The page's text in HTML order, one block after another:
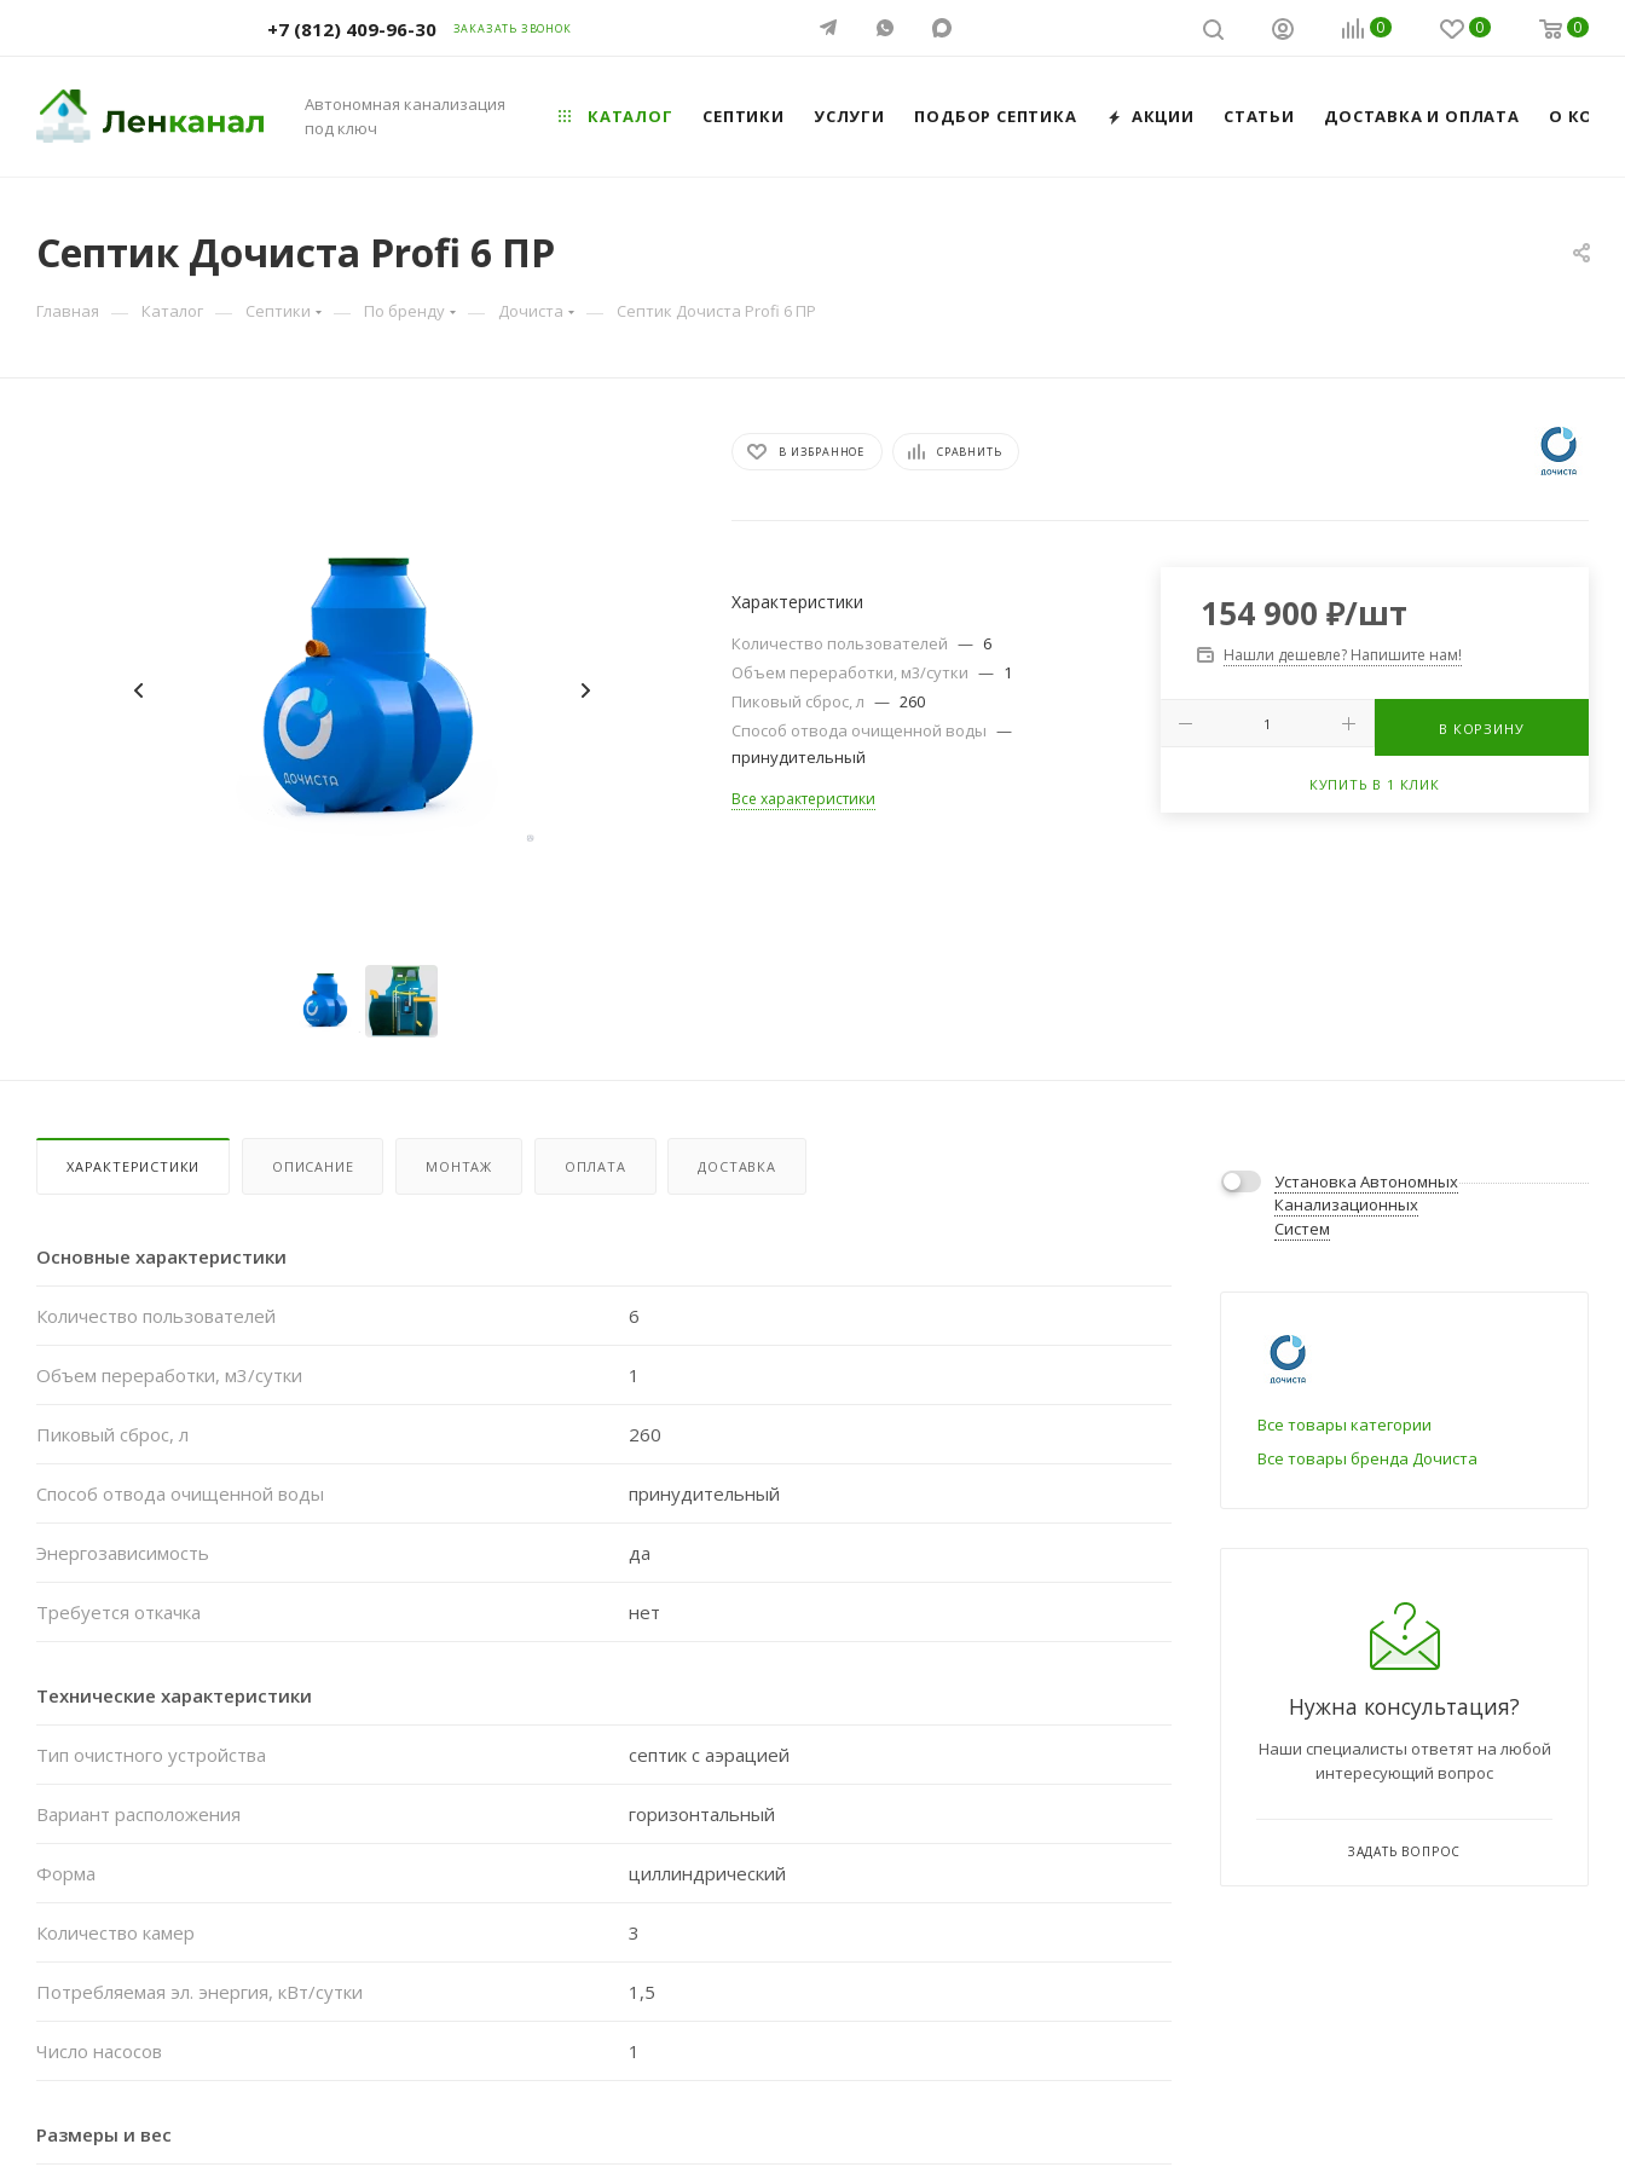
+7 (812) 409-96-30 ЗАКАЗАТЬ ЗВОНОК 0 0 0
Автономная канализация
под ключ
КАТАЛОГ СЕПТИКИ УСЛУГИ ПОДБОР СЕПТИКА АКЦИИ СТАТЬИ ДОСТАВКА И ОПЛАТА О
Септик Дочиста Profi 6 ПР
Главная — Каталог — Септики — По бренду — Дочиста — Септик Дочиста Profi 6 ПР
В ИЗБРАННОЕ СРАВНИТЬ
Характеристики
Количество пользователей — 6
Объем переработки, м3/сутки — 1
Пиковый сброс, л — 260
Способ отвода очищенной воды —
принудительный
Все характеристики
154 900 ₽/шт
Нашли дешевле? Напишите нам!
В КОРЗИНУ
КУПИТЬ В 1 КЛИК
ХАРАКТЕРИСТИКИ ОПИСАНИЕ МОНТАЖ ОПЛАТА ДОСТАВКА
Основные характеристики
Количество пользователей 6
Объем переработки, м3/сутки 1
Пиковый сброс, л 260
Способ отвода очищенной воды принудительный
Энергозависимость да
Требуется откачка нет
Технические характеристики
Тип очистного устройства септик с аэрацией
Вариант расположения горизонтальный
Форма циллиндрический
Количество камер 3
Потребляемая эл. энергия, кВт/сутки 1,5
Число насосов 1
Размеры и вес
Установка Автономных
Канализационных
Систем
Все товары категории
Все товары бренда Дочиста
Нужна консультация?
Наши специалисты ответят на любой
интересующий вопрос
ЗАДАТЬ ВОПРОС